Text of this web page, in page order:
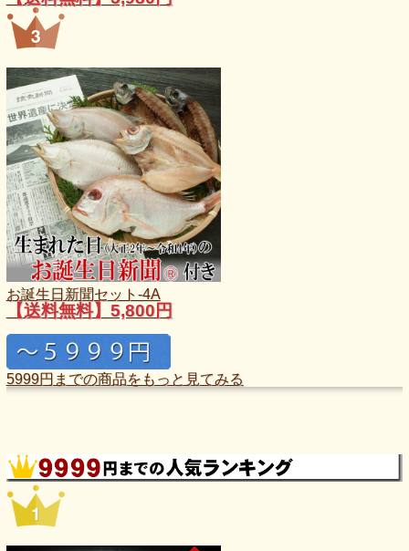
お誕生日新聞セット-4A
【送料無料】5,800円
5999円までの商品をもっと見てみる